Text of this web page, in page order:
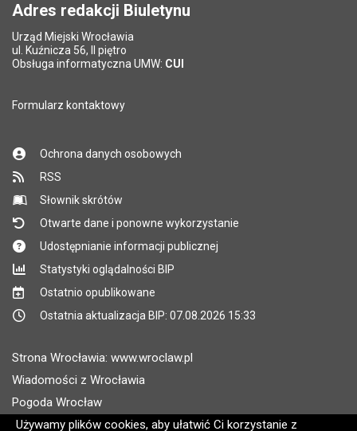
Używamy plików cookies, aby ułatwić Ci korzystanie z
Adres redakcji Biuletynu
Urząd Miejski Wrocławia
ul. Kuźnicza 56, II piętro
Obsługa informatyczna UMW: CUI
Formularz kontaktowy
Ochrona danych osobowych
RSS
Słownik skrótów
Otwarte dane i ponowne wykorzystanie
Udostępnianie informacji publicznej
Statystyki oglądalności BIP
Ostatnio opublikowane
Ostatnia aktualizacja BIP: 07.08.2026 15:33
Strona Wrocławia: www.wroclaw.pl
Wiadomości z Wrocławia
Pogoda Wrocław
Rozkłady jazdy MPK Wrocław